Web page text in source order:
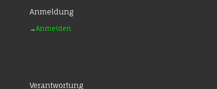
Anmeldung
→Anmelden
Verantwortung